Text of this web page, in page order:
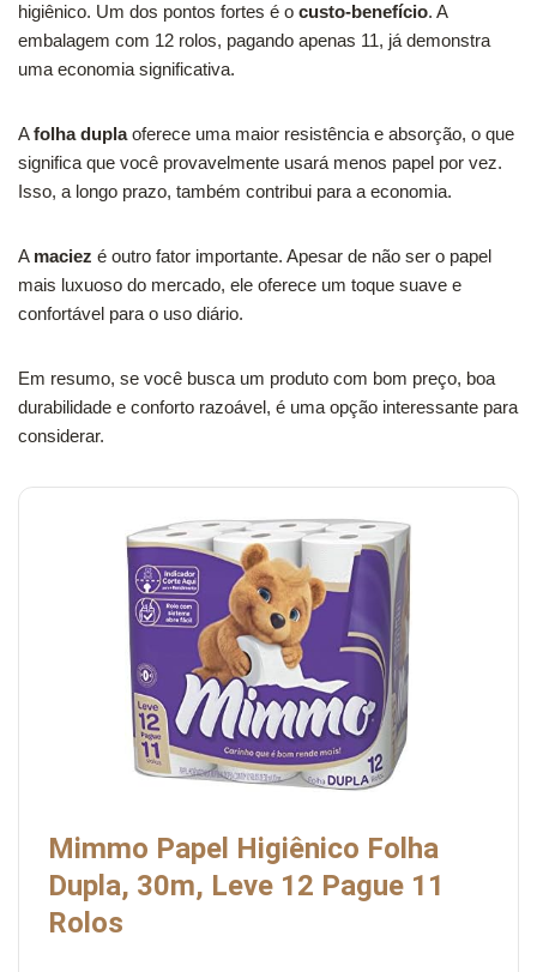
higiênico. Um dos pontos fortes é o custo-benefício. A
embalagem com 12 rolos, pagando apenas 11, já demonstra
uma economia significativa.
Afolha duplaoferece uma maior resistência e absorção, o que
significa que você provavelmente usará menos papel por vez.
Isso, a longo prazo, também contribui para a economia.
A maciez é outro fator importante. Apesar de não ser o papel
mais luxuoso do mercado, ele oferece um toque suave e
confortável para o uso diário.
Em resumo, se você busca um produto com bom preço, boa
durabilidade e conforto razoável, é uma opção interessante para
considerar.
Mimmo Papel Higiênico Folha
Dupla, 30m, Leve 12 Pague 11
Rolos